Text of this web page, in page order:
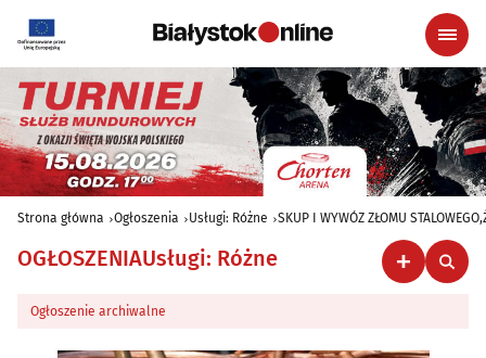
Strona główna Ogłoszenia Usługi: Różne SKUP I WYWÓZ ZŁOMU
OGŁOSZENIAUsługi: Różne
Ogłoszenie archiwalne